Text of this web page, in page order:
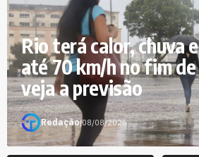
Rio terá calor, chuva
até 70 km/h no fim
veja a previsão
Redação|08/08/2026